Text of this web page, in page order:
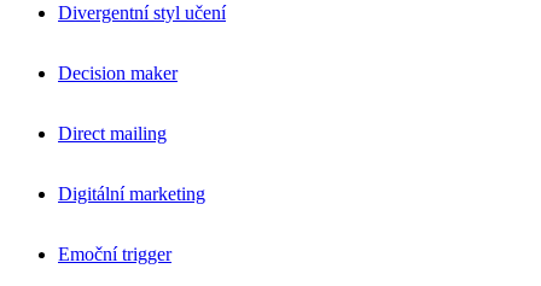
Divergentní styl učení
Decision maker
Direct mailing
Digitální marketing
Emoční trigger